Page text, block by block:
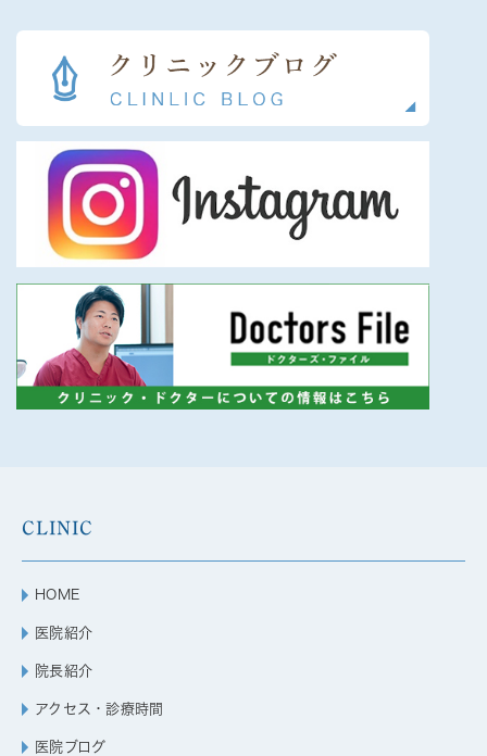
CLINIC
HOME
医院紹介
院長紹介
アクセス・診療時間
医院ブログ